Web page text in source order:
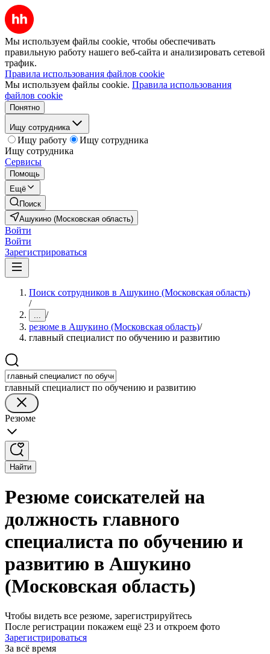
Мы используем файлы cookie, чтобы обеспечивать
правильную работу нашего веб-сайта и анализировать сетевой
трафик.
Правила использования файлов cookie
Мы используем файлы cookie. Правила использования
файлов cookie
Понятно
Ищу сотрудника
Ищу работу
Ищу сотрудника
Ищу сотрудника
Сервисы
Помощь
Ещё
Поиск
Ашукино (Московская область)
Войти
Войти
Зарегистрироваться
Поиск сотрудников в Ашукино (Московская область)
/
... /
резюме в Ашукино (Московская область)/
главный специалист по обучению и развитию
главный специалист по обучению и развитию
Резюме
Найти
Резюме соискателей на
должность главного
специалиста по обучению и
развитию в Ашукино
(Московская область)
Чтобы видеть все резюме, зарегистрируйтесь
После регистрации покажем ещё 23 и откроем фото
Зарегистрироваться
За всё время